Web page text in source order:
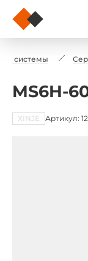
системы
MS6H-
XINJE Артикул: